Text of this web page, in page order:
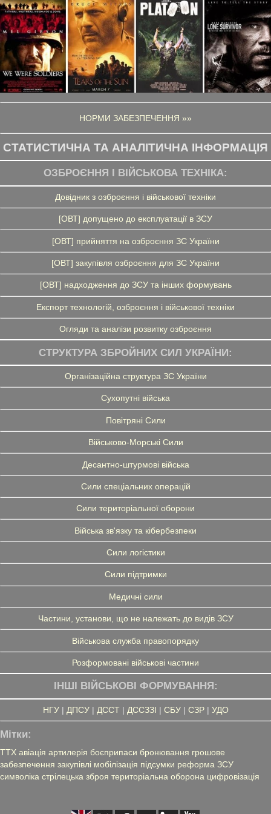
НОРМИ ЗАБЕЗПЕЧЕННЯ »»
СТАТИСТИЧНА ТА АНАЛІТИЧНА ІНФОРМАЦІЯ
ОЗБРОЄННЯ І ВІЙСЬКОВА ТЕХНІКА:
Довідник з озброєння і військової техніки
[ОВТ] допущено до експлуатації в ЗСУ
[ОВТ] прийняття на озброєння ЗС України
[ОВТ] закупівля озброєння для ЗС України
[ОВТ] надходження до ЗСУ та інших формувань
Експорт технологій, озброєння і військової техніки
Огляди та аналізи розвитку озброєння
СТРУКТУРА ЗБРОЙНИХ СИЛ УКРАЇНИ:
Організаційна структура ЗС України
Сухопутні війська
Повітряні Сили
Військово-Морські Сили
Десантно-штурмові війська
Сили спеціальних операцій
Сили територіальної оборони
Війська зв'язку та кібербезпеки
Сили логістики
Сили підтримки
Медичні сили
Частини, установи, що не належать до видів ЗСУ
Військова служба правопорядку
Розформовані військові частини
ІНШІ ВІЙСЬКОВІ ФОРМУВАННЯ:
НГУ| ДПСУ| ДССТ| ДССЗЗІ | СБУ| СЗР| УДО
Мітки:
ТТХ авіація артилерія боєприпаси бронювання грошове
забезпечення закупівлі мобілізація підсумки реформа ЗСУ
символіка стрілецька зброя територіальна оборона цифровізація